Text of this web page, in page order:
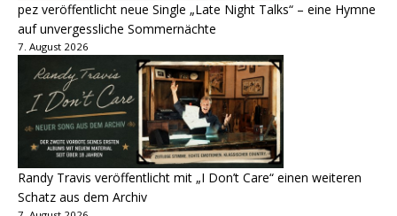
pez veröffentlicht neue Single „Late Night Talks“ – eine Hymne
auf unvergessliche Sommernächte
7. August 2026
Randy Travis veröffentlicht mit „I Don’t Care“ einen weiteren
Schatz aus dem Archiv